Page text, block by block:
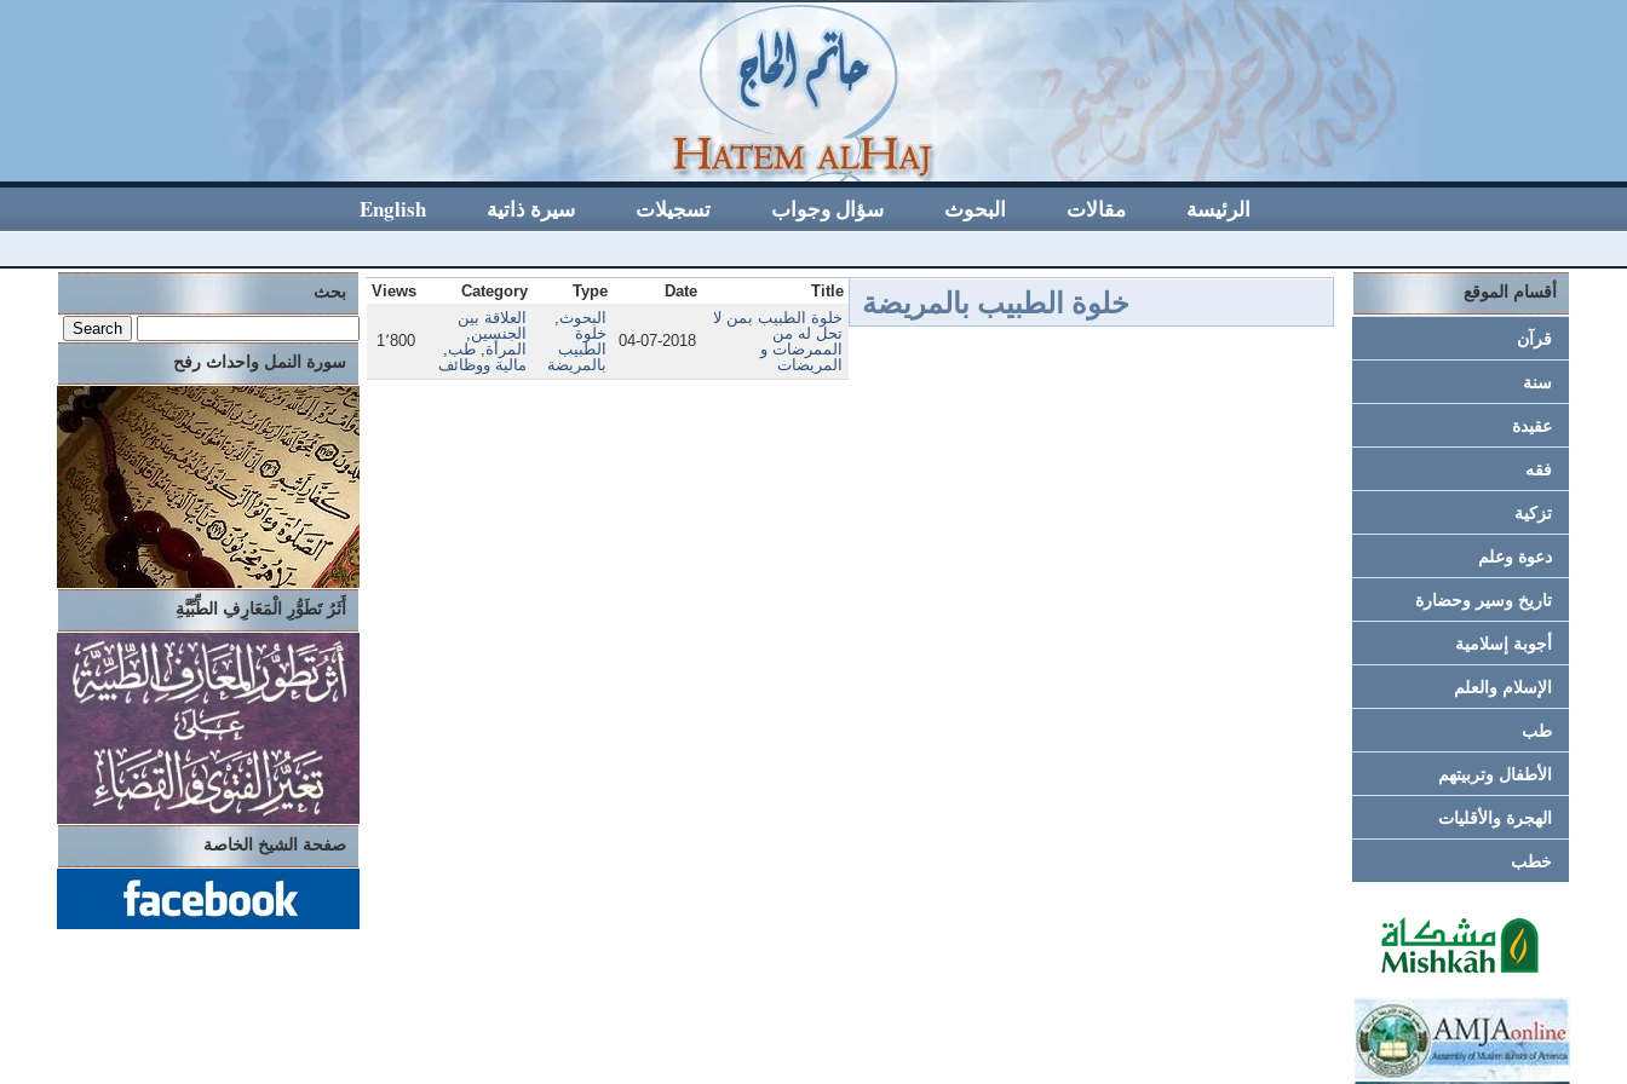
English سيرة ذاتية تسجيلات سؤال وجواب البحوث مقالات الرئيسة
بحث
سورة النمل واحداث رفح
أَثَرُ تَطَوُّرِ الْمَعَارِفِ الطِّبِّيَّةِ
صفحة الشيخ الخاصة
خلوة الطبيب بالمريضة Title
Date
Type
Category
Views
خلوة الطبيب بمن لا
تحل له من
الممرضات و
المريضات
04-07-2018
البحوث,
خلوة
الطبيب
بالمريضة
العلاقة بين
الجنسين,
المرأة,طب,
مالية ووظائف
1٬800
أقسام الموقع
قرآن
سنة
عقيدة
فقه
تزكية
دعوة وعلم
تاريخ وسير وحضارة
أجوبة إسلامية
الإسلام والعلم
طب
الأطفال وتربيتهم
الهجرة والأقليات
خطب